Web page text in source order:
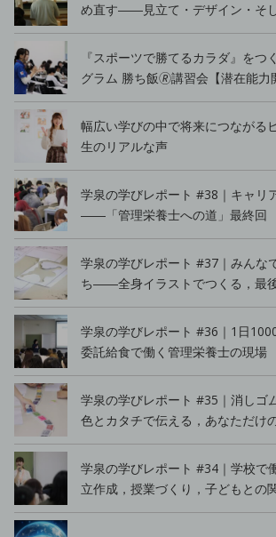
め直す――見立て・デザイン・そ
『スポーツで勝てるカラダ』をつ
グラム 勝ち飯🄬講習会【潜在能力
幅広い学びの中で将来につながる
生のリアルな声
学泉の学びレポート #38｜キャリ
――「管理栄養士への道」最終回
学泉の学びレポート #37｜みんな
ち――全身イラストでつくる，最
学泉の学びレポート #36｜1日
委託給食で働く管理栄養士の現場
学泉の学びレポート #35｜消し
色とカタチで伝える，あなただけ
学泉の学びレポート #34｜学校
立作成，授業づくり，子どもとの